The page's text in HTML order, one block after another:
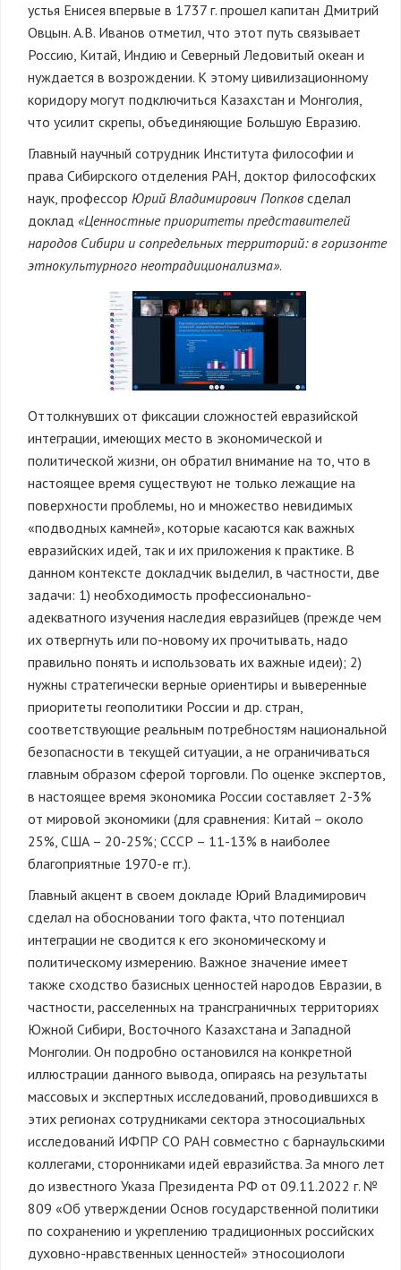
устья Енисея впервые в 1737 г. прошел капитан Дмитрий
Овцын. А.В. Иванов отметил, что этот путь связывает
Россию, Китай, Индию и Северный Ледовитый океан и
нуждается в возрождении. К этому цивилизационному
коридору могут подключиться Казахстан и Монголия,
что усилит скрепы, объединяющие Большую Евразию.
Главный научный сотрудник Института философии и
права Сибирского отделения РАН, доктор философских
наук, профессор Юрий Владимирович Попков сделал
доклад «Ценностные приоритеты представителей
народов Сибири и сопредельных территорий: в горизонте
этнокультурного неотрадиционализма».
Оттолкнувших от фиксации сложностей евразийской
интеграции, имеющих место в экономической и
политической жизни, он обратил внимание на то, что в
настоящее время существуют не только лежащие на
поверхности проблемы, но и множество невидимых
«подводных камней», которые касаются как важных
евразийских идей, так и их приложения к практике. В
данном контексте докладчик выделил, в частности, две
задачи: 1) необходимость профессионально-
адекватного изучения наследия евразийцев (прежде чем
их отвергнуть или по-новому их прочитывать, надо
правильно понять и использовать их важные идеи); 2)
нужны стратегически верные ориентиры и выверенные
приоритеты геополитики России и др. стран,
соответствующие реальным потребностям национальной
безопасности в текущей ситуации, а не ограничиваться
главным образом сферой торговли. По оценке экспертов,
в настоящее время экономика России составляет 2-3%
от мировой экономики (для сравнения: Китай – около
25%, США – 20-25%; СССР – 11-13% в наиболее
благоприятные 1970-е гг.).
Главный акцент в своем докладе Юрий Владимирович
сделал на обосновании того факта, что потенциал
интеграции не сводится к его экономическому и
политическому измерению. Важное значение имеет
также сходство базисных ценностей народов Евразии, в
частности, расселенных на трансграничных территориях
Южной Сибири, Восточного Казахстана и Западной
Монголии. Он подробно остановился на конкретной
иллюстрации данного вывода, опираясь на результаты
массовых и экспертных исследований, проводившихся в
этих регионах сотрудниками сектора этносоциальных
исследований ИФПР СО РАН совместно с барнаульскими
коллегами, сторонниками идей евразийства. За много лет
до известного Указа Президента РФ от 09.11.2022 г. №
809 «Об утверждении Основ государственной политики
по сохранению и укреплению традиционных российских
духовно-нравственных ценностей» этносоциологи